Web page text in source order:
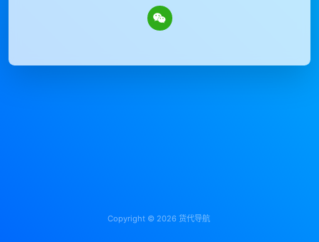
Copyright © 2026 货代导航